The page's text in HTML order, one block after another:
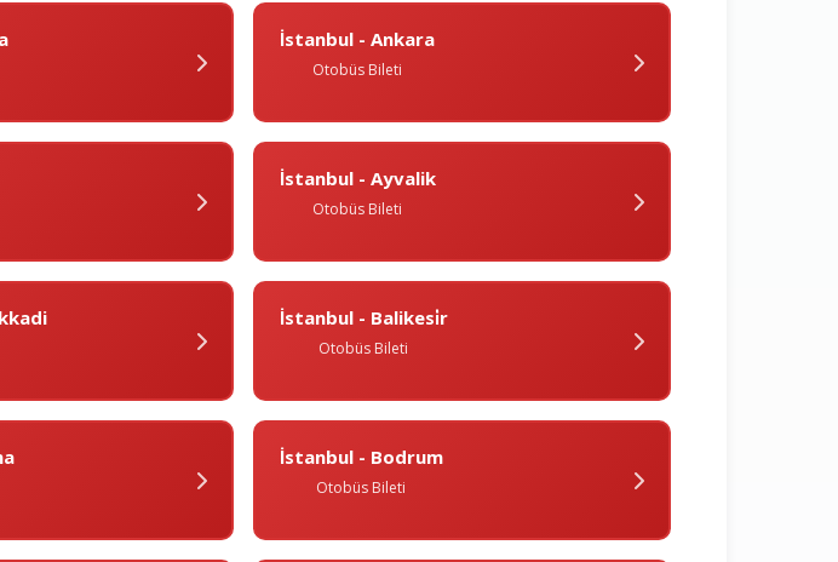
İstanbul - Ankara
Otobüs Bileti
İstanbul - Ayvalik
Otobüs Bileti
İstanbul - Balikesi̇r
Otobüs Bileti
İstanbul - Bodrum
Otobüs Bileti